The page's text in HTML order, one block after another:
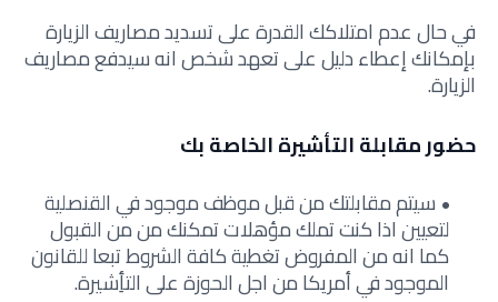
في حال عدم امتلاكك القدرة على تسديد مصاريف الزيارة
بإمكانك إعطاء دليل على تعهد شخص انه سيدفع مصاريف
الزيارة.
حضور مقابلة التأشيرة الخاصة بك
سيتم مقابلتك من قبل موظف موجود في القنصلية
لتعيين اذا كنت تملك مؤهلات تمكنك من من القبول
كما انه من المفروض تغطية كافة الشروط تبعا للقانون
الموجود في أمريكا من اجل الحوزة على التأِشيرة.